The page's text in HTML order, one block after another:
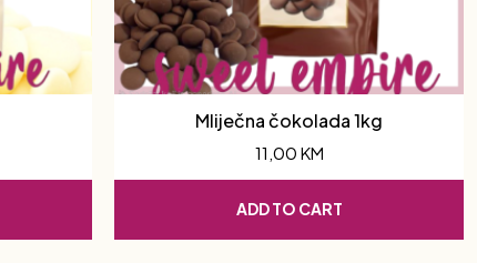
Mliječna čokolada 1kg
11,00 KM
ADD TO CART